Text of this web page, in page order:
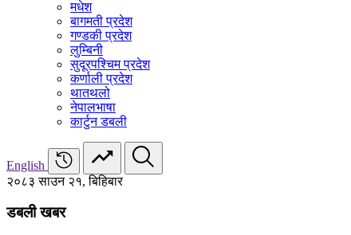
मधेश
बागमती प्रदेश
गण्डकी प्रदेश
लुम्बिनी
सुदूरपश्चिम प्रदेश
कर्णाली प्रदेश
थातथलो
नेपालभाषा
कार्टुन डबली
English
२०८३ साउन २१, बिहिबार
डबली खबर